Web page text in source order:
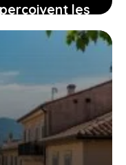
les
sainte-
pour